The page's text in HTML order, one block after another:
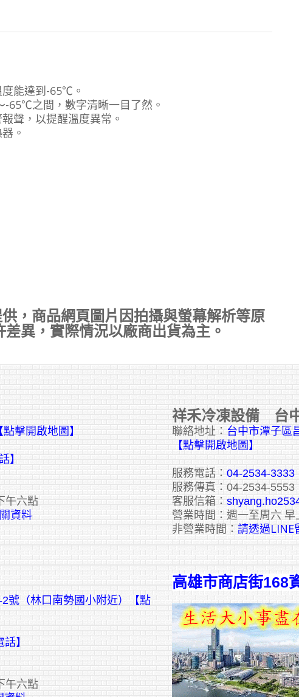
能達到-65℃。
65℃之間，數字清晰一目了然。
聲，以提醒溫度異常。
。
，商品網頁圖片因拍攝與螢幕解析等原
異，實際情況以廠商出貨為主。
擊開啟地圖】
】
午六點
資料
祥禾冷凍設備 台
聯絡地址： 台中市潭子區
【點擊開啟地圖】
服務電話： 04-2534-3333
服務傳真：04-2534-5553
客服信箱：
營業時間：週一至周六
非營業時間： 請透過LINE
號（林口南勢國小附近）【點
】
午六點
高雄市商店街168